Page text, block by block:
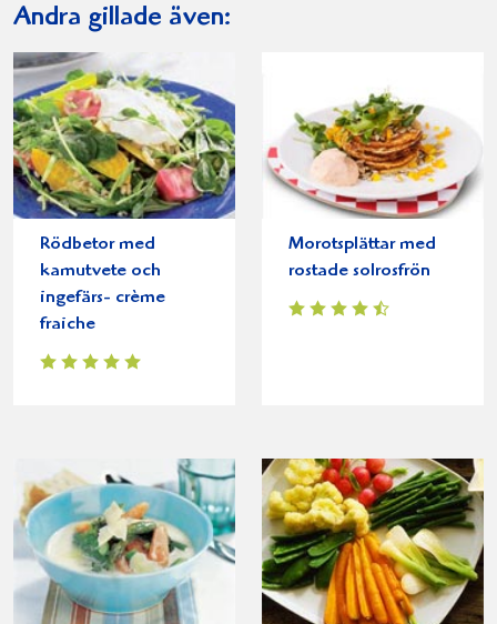
Andra gillade även:
Rödbetor med
kamutvete och
ingefärs- crème
fraiche
Morotsplättar med
rostade solrosfrön